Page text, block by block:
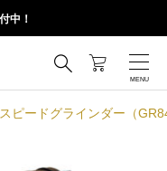
中！

ピードグラインダー（